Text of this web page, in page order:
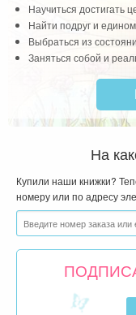
Научиться достигать
Найти подруг и
Выбраться из
Заняться собой и
На
Купили наши книжки?
номеру или по адресу